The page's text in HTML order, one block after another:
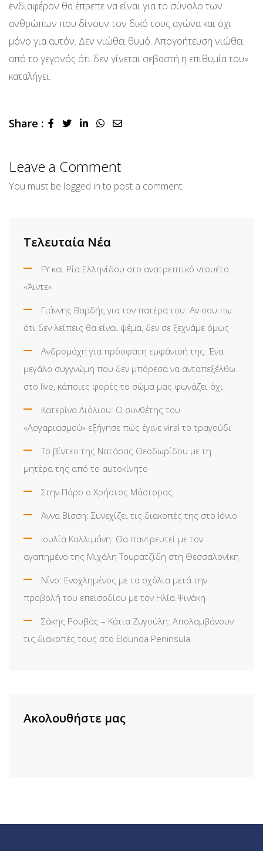
ενδιαφέρον θα έπρεπε να είναι για το σύνολο των
ανθρώπων που δίνουν τον δικό τους αγώνα και όχι
μόνο για αυτόν. Δεν νιώθει θυμό. Απογοήτευση νιώθει
από το γεγονός ότι δεν γίνεται σεβαστή η επιθυμία του»
καταλήγει.
Share : LinkedInWhatsapp
Share
Leave a Comment
You must be logged in to post a comment.
Τελευταία Νέα
FY και Ρία Ελληνίδου στο ανατρεπτικό ντουέτο
«Άιντε»
Γιάννης Βαρδής για τον πατέρα του: Αν σου πω
ότι δεν λείπεις θα είναι ψέμα, δεν σε ξεχνάμε όμως
Ανδρομάχη για πρόσφατη εμφάνισή της: Ένα
μεγάλο συγγνώμη που δεν μπόρεσα να ανταπεξέλθω
στο live, κάποιες φορές το σώμα μας φωνάζει όχι
Κατερίνα Λιόλιου: Ο συνθέτης του
«Λογαριασμού» εξήγησε πώς έγινε viral το τραγούδι
Το βίντεο της Νατάσας Θεοδωρίδου με τη
μητέρα της από το αυτοκίνητο
Στην Πάρο ο Χρήστος Μάστορας
Άννα Βίσση: Συνεχίζει τις διακοπές της στο Ιόνιο
Ιουλία Καλλιμάνη: Θα παντρευτεί με τον
αγαπημένο της Μιχάλη Τουρατζίδη στη Θεσσαλονίκη
Νίνο: Ενοχλημένος με τα σχόλια μετά την
προβολή του επεισοδίου με τον Ηλία Ψινάκη
Σάκης Ρουβάς – Κάτια Ζυγούλη: Απολαμβάνουν
τις διακοπές τους στο Elounda Peninsula
Ακολουθήστε μας